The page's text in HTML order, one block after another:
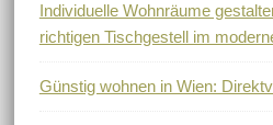
Individuelle Wohnräume
richtigen Tischgestell im
Günstig wohnen in Wien: